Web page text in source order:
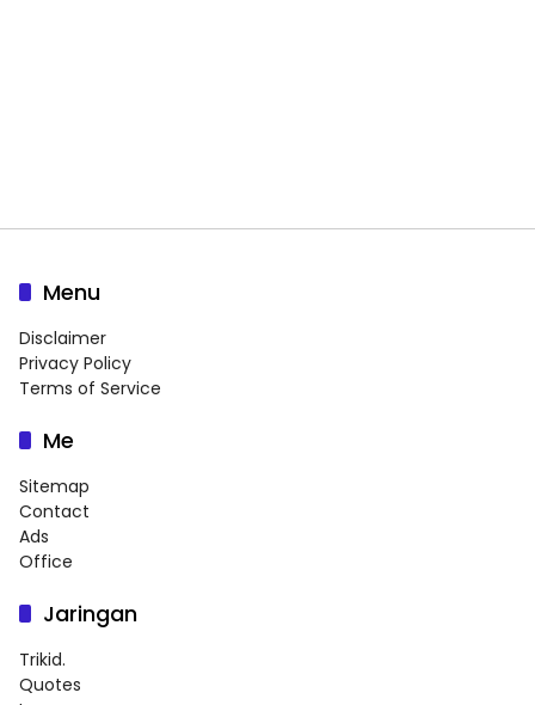
Menu
Disclaimer
Privacy Policy
Terms of Service
Me
Sitemap
Contact
Ads
Office
Jaringan
Trikid.
Quotes